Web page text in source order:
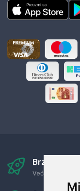
Brza i
Već za nekoliko